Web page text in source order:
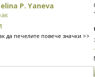
P. Yaneva
да печелите повече значки >>